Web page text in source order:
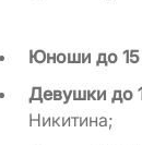
Юноши до 15
Девушки до
Никитина;